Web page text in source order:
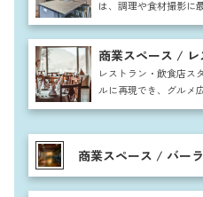
は、調理や食材撮影に
的な雰囲気まで対応し
用可能。自然な生活感
シピ動画、食品パッケ
きます。
商業スペース / レ
レストラン・飲食店ス
ルに再現でき、グルメ
す。テーブル席やカウ
で幅広い雰囲気に対応
商業スペース / バー